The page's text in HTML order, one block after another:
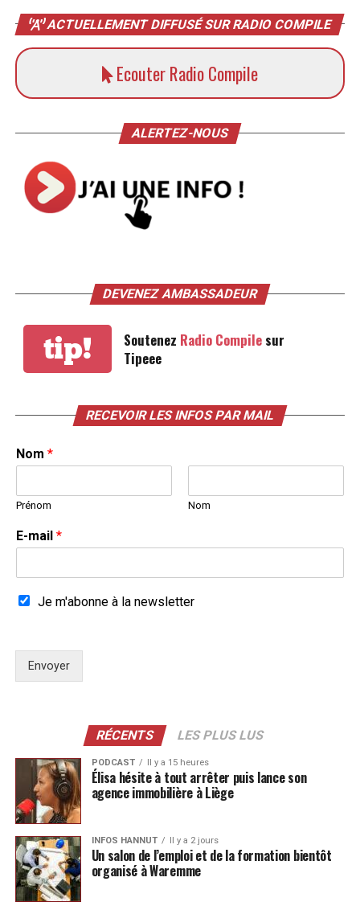
ACTUELLEMENT DIFFUSÉ SUR RADIO COMPILE
Ecouter Radio Compile
ALERTEZ-NOUS
DEVENEZ AMBASSADEUR
tip! Soutenez Radio Compilesur
Tipeee
RECEVOIR LES INFOS PAR MAIL
Nom *
Prénom Nom
E-mail *
Je m'abonne à la newsletter
Envoyer
RÉCENTS LES PLUS LUS
PODCAST Il y a 15 heures
Élisa hésite à tout arrêter puis lance son
agence immobilière à Liège
INFOS HANNUT Il y a 2 jours
Un salon de l’emploi et de la formation bientôt
organisé à Waremme